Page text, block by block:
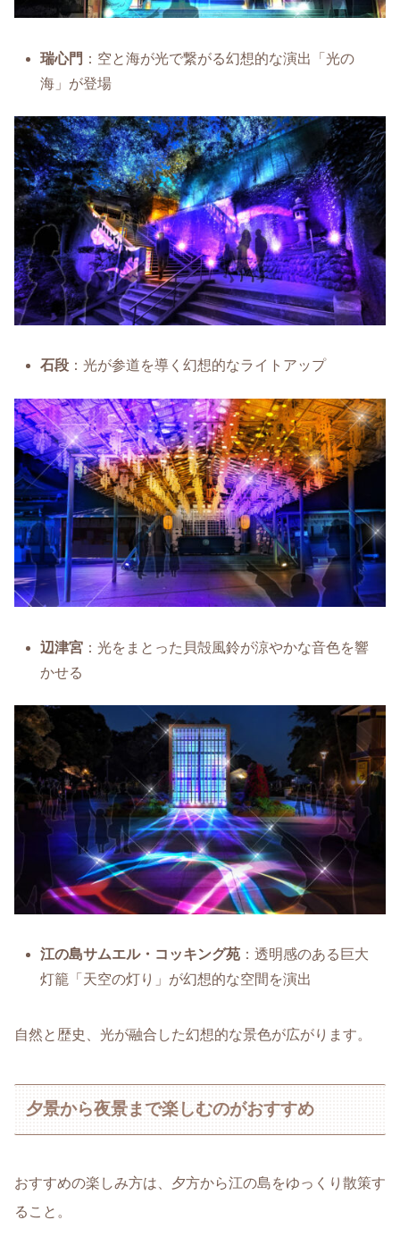
瑞心門 ：空と海が光で繋がる幻想的な演出「光の
海」が登場
石段 ：光が参道を導く幻想的なライトアップ
辺津宮 ：光をまとった貝殻風鈴が涼やかな音色を響
かせる
江の島サムエル・コッキング苑 ：透明感のある巨大
灯籠「天空の灯り」が幻想的な空間を演出
自然と歴史、光が融合した幻想的な景色が広がります。
夕景から夜景まで楽しむのがおすすめ
おすすめの楽しみ方は、夕方から江の島をゆっくり散策す
ること。